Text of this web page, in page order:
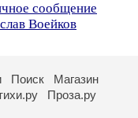
сообщение
Воейков
Поиск
Магазин
Проза.ру